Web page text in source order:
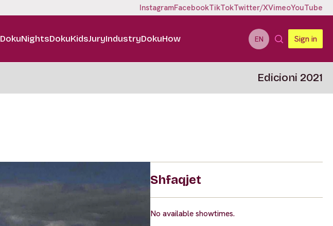
InstagramFacebookTikTokTwitter/XVimeoYouTube
DokuNightsDokuKidsJuryIndustryDokuHow EN Sign in
Edicioni 2021
Shfaqjet
No available showtimes.